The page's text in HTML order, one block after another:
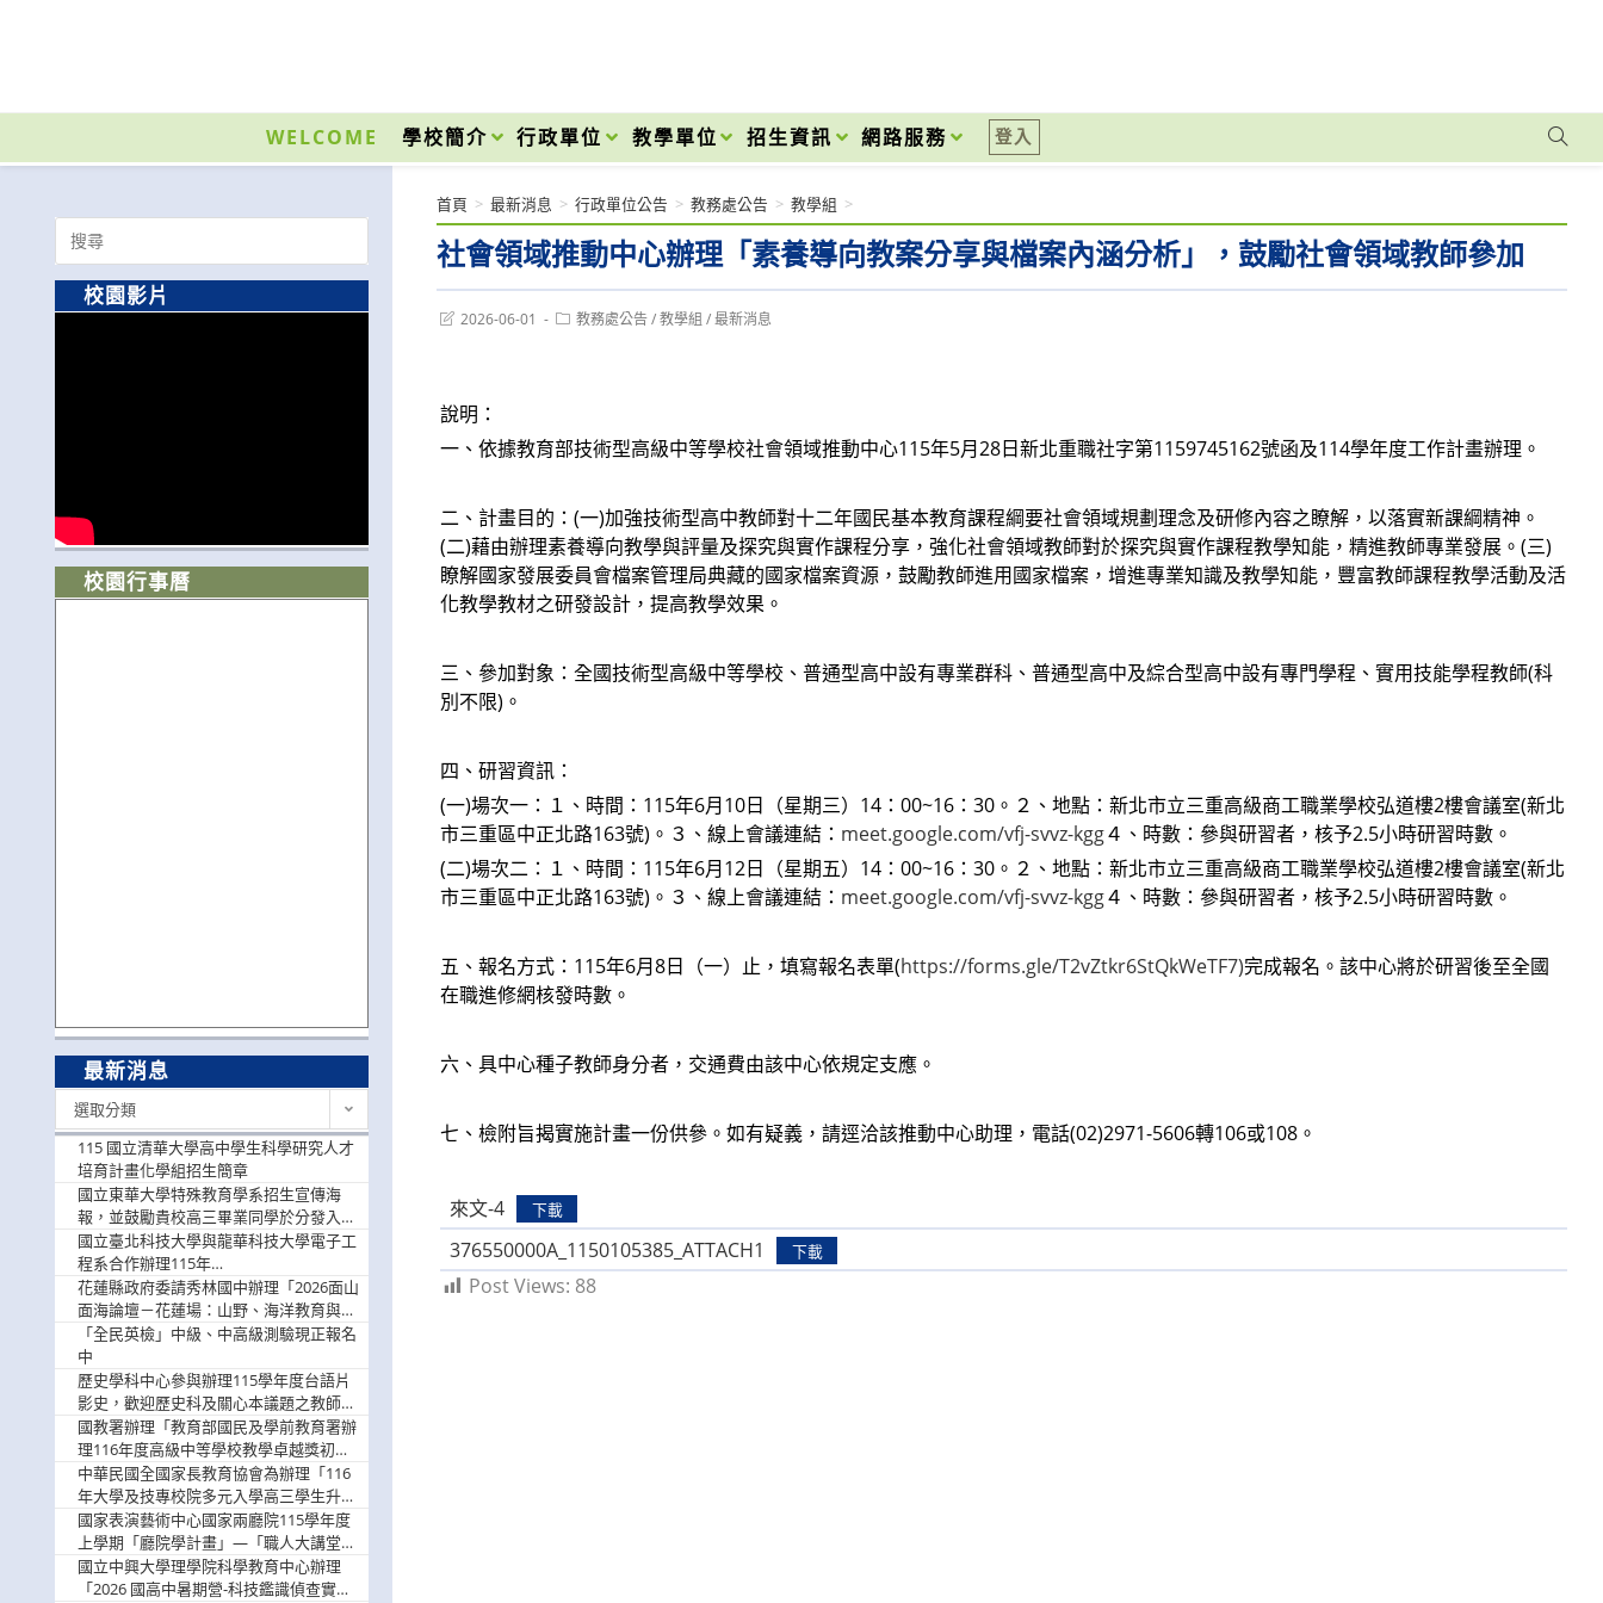
內
WELCOME 學校簡介 行政單位 教學單位 招生資訊 網路服務 登入
社會領域推動中心辦理「素養導向教案分享與檔案內涵分析」，鼓勵社會領域教師參加
首頁 > 最新消息 > 行政單位公告 > 教務處公告 > 教學組 >
Post2026-06-01
Post教務處公告 / 教學組 / 最新消息
說明：
一、依據教育部技術型高級中等學校社會領域推動中心115年5月28日新北重職社字第1159745162號函及114學年度工作計畫辦理。
二、計畫目的：(一)加強技術型高中教師對十二年國民基本教育課程綱要社會領域規劃理念及研修內容之瞭解，以落實新課綱精神。
(二)藉由辦理素養導向教學與評量及探究與實作課程分享，強化社會領域教師對於探究與實作課程教學知能，精進教師專業發展。(三)
瞭解國家發展委員會檔案管理局典藏的國家檔案資源，鼓勵教師進用國家檔案，增進專業知識及教學知能，豐富教師課程教學活動及活
化教學教材之研發設計，提高教學效果。
三、參加對象：全國技術型高級中等學校、普通型高中設有專業群科、普通型高中及綜合型高中設有專門學程、實用技能學程教師(科
別不限)。
四、研習資訊：
(一)場次一：１、時間：115年6月10日（星期三）14：00~16：30。２、地點：新北市立三重高級商工職業學校弘道樓2樓會議室(新北
市三重區中正北路163號)。３、線上會議連結： meet.google.com/vfj-svvz-kgg４、時數：參與研習者，核予2.5小時研習時數。
(二)場次二：１、時間：115年6月12日（星期五）14：00~16：30。２、地點：新北市立三重高級商工職業學校弘道樓2樓會議室(新北
市三重區中正北路163號)。３、線上會議連結： meet.google.com/vfj-svvz-kgg４、時數：參與研習者，核予2.5小時研習時數。
五、報名方式：115年6月8日（一）止，填寫報名表單(https://forms.gle/T2vZtkr6StQkWeTF7)完成報名。該中心將於研習後至全國
在職進修網核發時數。
六、具中心種子教師身分者，交通費由該中心依規定支應。
七、檢附旨揭實施計畫一份供參。如有疑義，請逕洽該推動中心助理，電話(02)2971-5606轉106或108。
來文-4 下載
376550000A_1150105385_ATTACH1 下載
Post Views: 88
Search
for:
校園影片
校園行事曆
最新消息
選取分類
115 國立清華大學高中學生科學研究人才
培育計畫化學組招生簡章
國立東華大學特殊教育學系招生宣傳海
報，並鼓勵貴校高三畢業同學於分發入學
階段踴躍選填。
國立臺北科技大學與龍華科技大學電子工
程系合作辦理115年
「115.08.10~08.12「AI賦能應用於智慧半
導體研習營」，歡迎學生踴躍報名參加
花蓮縣政府委請秀林國中辦理「2026面山
面海論壇－花蓮場：山野、海洋教育與戶
外安全實務課程」，歡迎踴躍報名參加
「全民英檢」中級、中高級測驗現正報名
中
歷史學科中心參與辦理115學年度台語片
影史，歡迎歷史科及關心本議題之教師踴
躍報名參加
國教署辦理「教育部國民及學前教育署辦
理116年度高級中等學校教學卓越獎初選
實施計畫」，鼓勵教師踴躍報名
中華民國全國家長教育協會為辦理「116
年大學及技專校院多元入學高三學生升學
輔導家長說明會」
國家表演藝術中心國家兩廳院115學年度
上學期「廳院學計畫」—「職人大講堂」
及「一日體驗課程」，鼓勵踴躍報名參
與。
國立中興大學理學院科學教育中心辦理
「2026 國高中暑期營-科技鑑識偵查實戰